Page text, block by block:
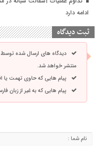
ادامه دارد
ثبت دیدگاه
دیدگاه های ارسال شده
منتشر خواهد شد.
پیام هایی که حاوی تهمت یا
پیام هایی که به غیر از زبان